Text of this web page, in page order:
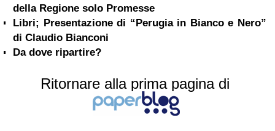
della Regione solo Promesse
Libri; Presentazione di “Perugia in Bianco e Nero”
di Claudio Bianconi
Da dove ripartire?
Ritornare alla prima pagina di